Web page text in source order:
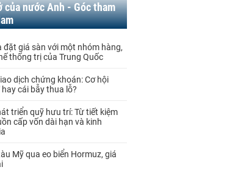
của nước Anh - Góc tham
đặt giá sàn với một nhóm hàng,
thống trị của Trung Quốc
dịch chứng khoán: Cơ hội
cái bẫy thua lỗ?
triển quỹ hưu trí: Từ tiết kiệm
cấp vốn dài hạn và kinh
Mỹ qua eo biển Hormuz, giá